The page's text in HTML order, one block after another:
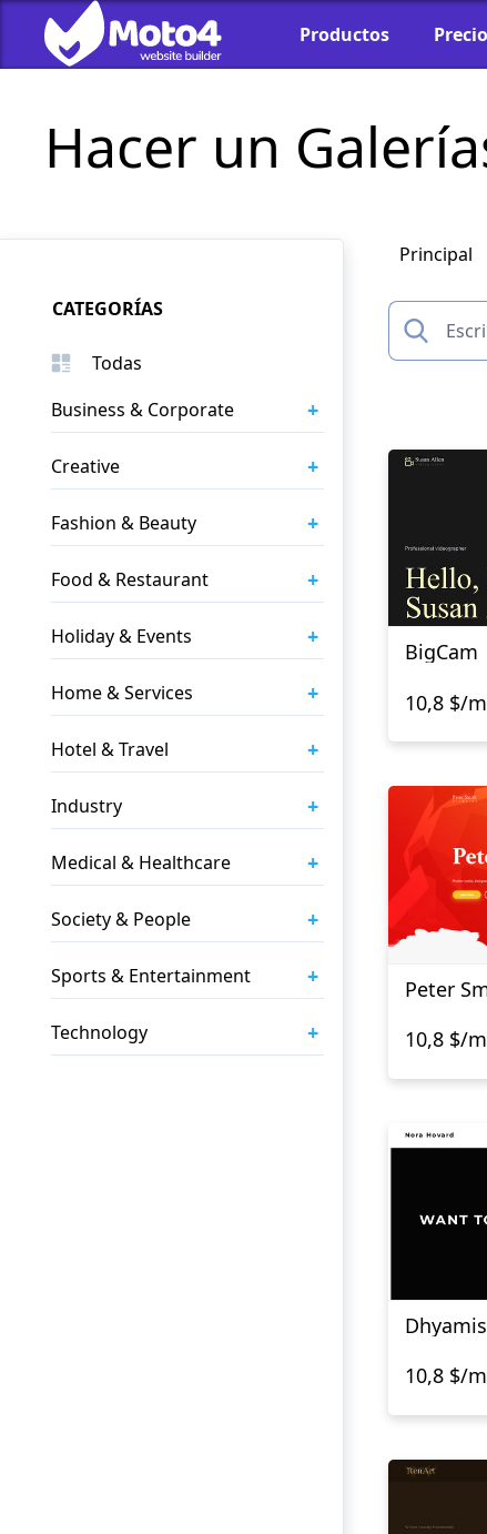
Productos
Hacer un
CATEGORÍAS
Todas
Business & Corporate
+
Creative +
Fashion & Beauty +
Food & Restaurant +
Holiday & Events +
Home & Services +
Hotel & Travel +
Industry +
Medical & Healthcare +
Society & People +
Sports & Entertainment +
Technology +
Principal
BigCam
10,8 $/
Peter
10,8 $/
10,8 $/